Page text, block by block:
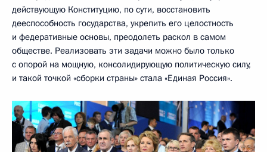
действующую Конституцию, по сути, восстановить
дееспособность государства, укрепить его целостность
и федеративные основы, преодолеть раскол в самом
обществе. Реализовать эти задачи можно было только
с опорой на мощную, консолидирующую политическую силу,
и такой точкой «сборки страны» стала «Единая Россия».